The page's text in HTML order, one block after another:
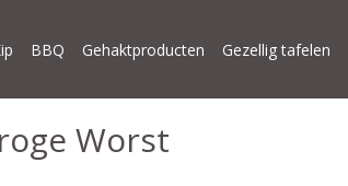
BBQ Gehaktproducten Gezellig tafelen
Worst